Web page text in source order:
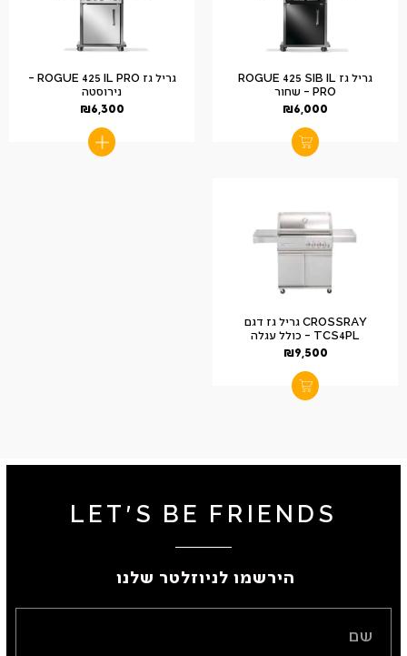
גריל גז ROGUE 425 SIB IL
PRO – שחור
₪6,000
גריל גז ROGUE 425 IL PRO –
נירוסטה
₪6,300
CROSSRAY גריל גז דגם
TCS4PL – כולל עגלה
₪9,500
LET'S BE FRIENDS
הירשמו לניוזלטר שלנו ​